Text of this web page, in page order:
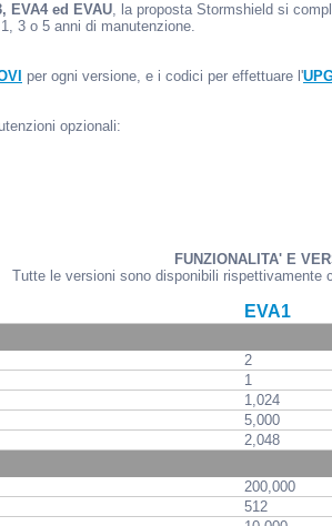
EVA4 ed EVAU, la proposta Stormshield si
3 o 5 anni di manutenzione.
per ogni versione, e i codici per effettuare l'
opzionali:
FUNZIONALITA' E
Tutte le versioni sono disponibili rispettivamente
EVA1
2
1
1,024
5,000
2,048
200,000
512